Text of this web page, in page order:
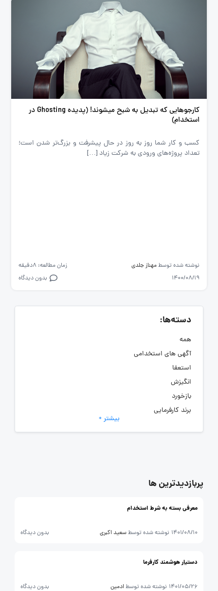
کارجوهایی که تبدیل به شبح میشوند! (پدیده Ghosting در
استخدام)
کسب و کار شما روز به روز در حال پیشرفت و بزرگ‌تر شدن است؛
تعداد پروژه‌های ورودی به شرکت زیاد […]
نوشته شده توسطمهناز جلدی
زمان مطالعه: 8دقیقه
1400/08/19
بدون دیدگاه
دسته‌ها:
همه
آگهی های استخدامی
استعفا
انگیزش
بازخورد
برند کارفرمایی
به‌روزرسانی‌های سایت (کارفرمایی)
رهبری
مزایای شغلی
بیشتر +
پربازدیدترین ها
معرفی بسته به شرط استخدام
1401/08/10 نوشته شده توسطسعید اکبری بدون دیدگاه
دستیار هوشمند کارفرما
1401/05/26 نوشته شده توسطادمین بدون دیدگاه